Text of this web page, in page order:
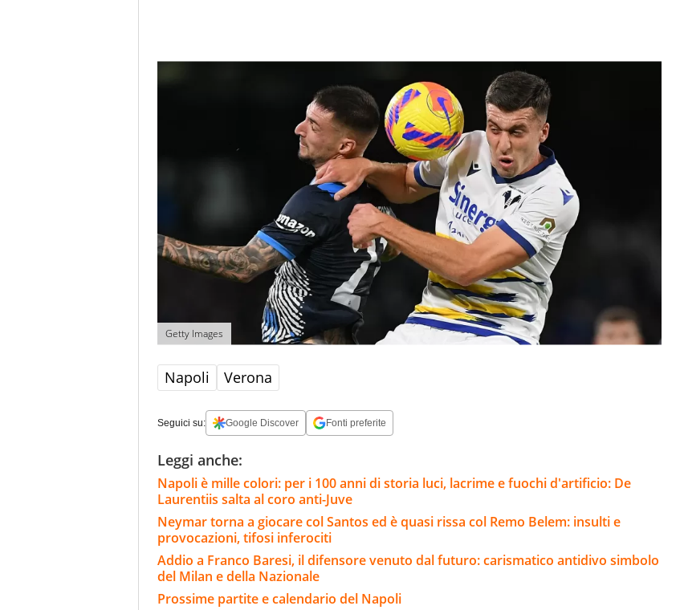
Getty Images
Napoli Verona
Seguici su: Google Discover Fonti preferite
Leggi anche:
Napoli è mille colori: per i 100 anni di storia luci, lacrime e fuochi d'artificio: De
Laurentiis salta al coro anti-Juve
Neymar torna a giocare col Santos ed è quasi rissa col Remo Belem: insulti e
provocazioni, tifosi inferociti
Addio a Franco Baresi, il difensore venuto dal futuro: carismatico antidivo simbolo
del Milan e della Nazionale
Prossime partite e calendario del Napoli